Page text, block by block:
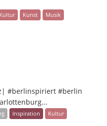
Kultur Kunst
Musik
#berlinspiriert #berlin
Inspiration Kultur